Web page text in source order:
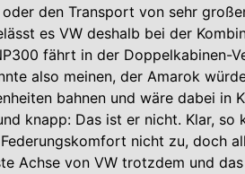
den Transport von sehr
es VW deshalb bei der
fährt in der Doppelkabinen-
also meinen, der Amarok
bahnen und wäre dabei in
knapp: Das ist er nicht. Klar,
nicht zu, doch
Achse von VW trotzdem und